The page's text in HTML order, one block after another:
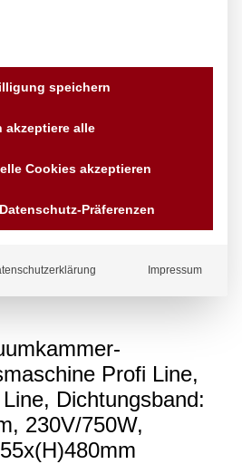
Profi Line,
Dichtungsband:
230V/750W,
speichern
akzeptiere alle
Cookies akzeptieren
Präferenzen
Impressum